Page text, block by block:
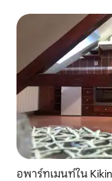
อพาร์ทเมนท์ใน